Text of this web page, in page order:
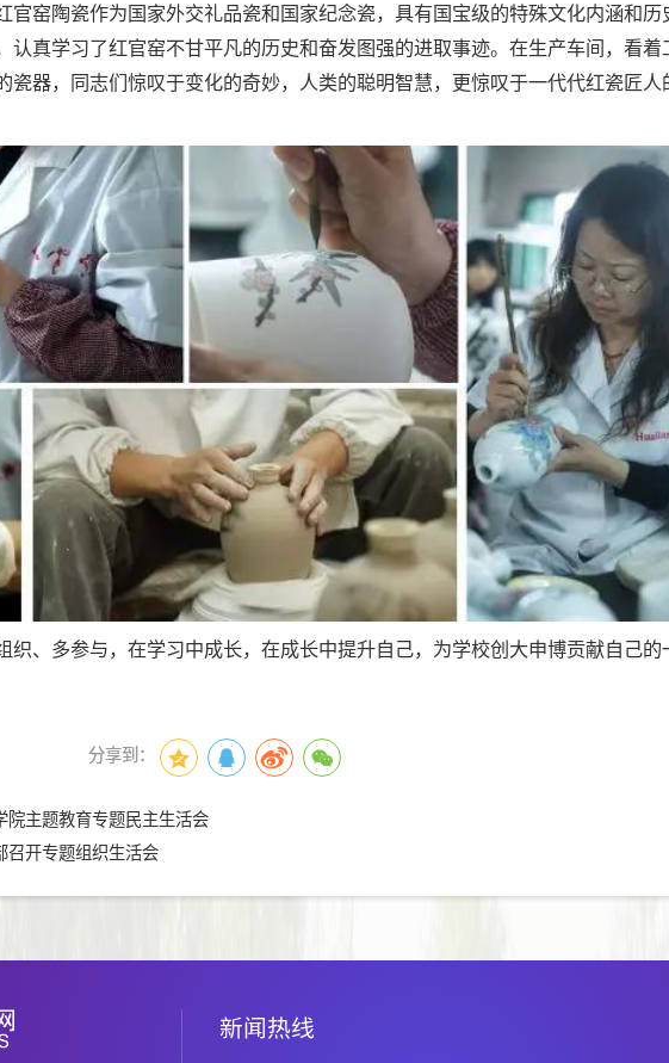
官窑陶瓷作为国家外交礼品瓷和国家纪念瓷，具有国宝级的特殊文化内涵和历
认真学习了红官窑不甘平凡的历史和奋发图强的进取事迹。在生产车间，看着
瓷器，同志们惊叹于变化的奇妙，人类的聪明智慧，更惊叹于一代代红瓷匠人
织、多参与，在学习中成长，在成长中提升自己，为学校创大申博贡献自己的
分享到：
院主题教育专题民主生活会
召开专题组织生活会
新闻热线